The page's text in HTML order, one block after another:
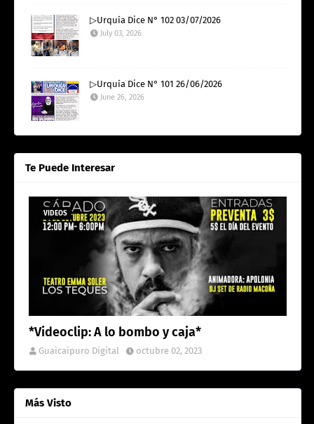
▷Urquía Dice N° 102 03/07/2026
July 03, 2026
▷Urquía Dice N° 101 26/06/2026
June 26, 2026
Te Puede Interesar
VIDEOS
*Videoclip: A lo bombo y caja*
Guaicaipuro Digital octubre 02, 2023
Más Visto